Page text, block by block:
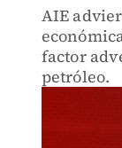
AIE
factor
petróleo.